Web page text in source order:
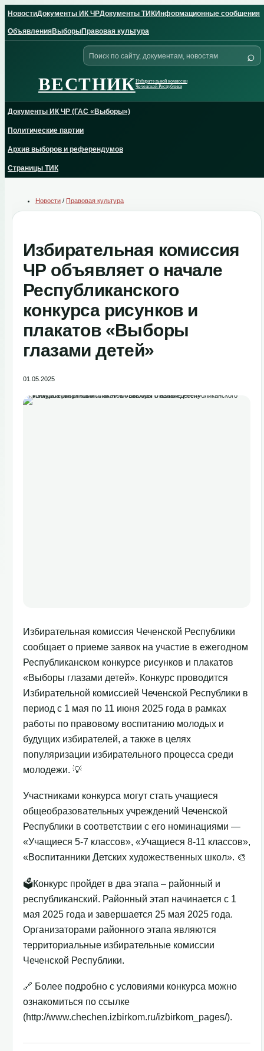
toНовостиДокументы ИК ЧРДокументы ТИКИнформационные сообщения
ОбъявленияВыборыПравовая культура
ВЕСТНИКИзбирательной комиссии
Чеченской Республики
Поиск
сайту
⌕
Документы ИК ЧР (ГАС «Выборы»)
Политические партии
Архив выборов и референдумов
Страницы ТИК
Новости / Правовая культура
Избирательная комиссия
ЧР объявляет о начале
Республиканского
конкурса рисунков и
плакатов «Выборы
глазами детей»
01.05.2025
Избирательная комиссия Чеченской Республики
сообщает о приеме заявок на участие в ежегодном
Республиканском конкурсе рисунков и плакатов
«Выборы глазами детей». Конкурс проводится
Избирательной комиссией Чеченской Республики в
период с 1 мая по 11 июня 2025 года в рамках
работы по правовому воспитанию молодых и
будущих избирателей, а также в целях
популяризации избирательного процесса среди
молодежи. 💡
Участниками конкурса могут стать учащиеся
общеобразовательных учреждений Чеченской
Республики в соответствии с его номинациями —
«Учащиеся 5-7 классов», «Учащиеся 8-11 классов»,
«Воспитанники Детских художественных школ». 🎨
🗳Конкурс пройдет в два этапа – районный и
республиканский. Районный этап начинается с 1
мая 2025 года и завершается 25 мая 2025 года.
Организаторами районного этапа являются
территориальные избирательные комиссии
Чеченской Республики.
🔗 Более подробно с условиями конкурса можно
ознакомиться по ссылке
(http://www.chechen.izbirkom.ru/izbirkom_pages/).